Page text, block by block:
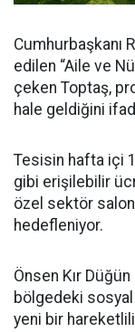
Cumhurbaşkanı
edilen “Aile ve
çeken Toptaş,
hale geldiğini
Tesisin hafta içi
gibi erişilebilir
özel sektör
hedefleniyor.
Önsen Kır
bölgedeki sosyal
yeni bir